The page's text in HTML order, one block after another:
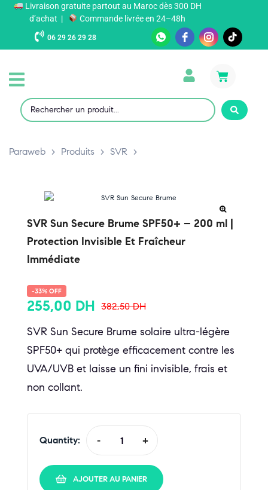
Livraison gratuite partout au Maroc dès 300 DH
d’achat |
Commande livrée en 24–48h
06 29 26 29 28
Paraweb > Produits > SVR >
SVR Sun Secure Brume SPF50+ – 200 ml |
Protection Invisible Et Fraîcheur
Immédiate
-33% OFF
382,50DH
255,00 DH
SVR Sun Secure Brume solaire ultra-légère
SPF50+ qui protège efficacement contre les
UVA/UVB et laisse un fini invisible, frais et
non collant.
Quantity: - +
AJOUTER AU PANIER